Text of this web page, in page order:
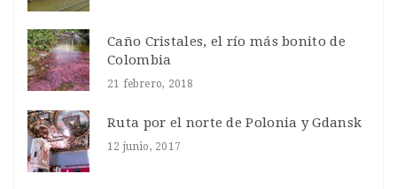
Caño Cristales, el río más bonito de
Colombia
21 febrero, 2018
Ruta por el norte de Polonia y Gdansk
12 junio, 2017